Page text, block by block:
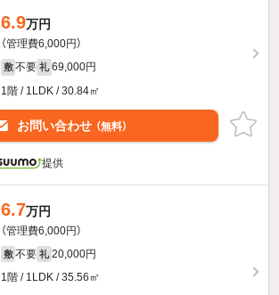
6.9万円
（管理費6,000円）
敷 不要 礼 69,000円
1階 / 1LDK / 30.84㎡
お問い合わせ （無料）
提供
6.7万円
（管理費6,000円）
敷 不要 礼 20,000円
1階 / 1LDK / 35.56㎡